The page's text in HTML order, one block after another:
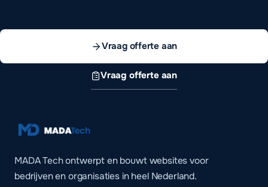
Vraag offerte aan
Vraag offerte aan
MADA Tech ontwerpt en bouwt websites voor
bedrijven en organisaties in heel Nederland.